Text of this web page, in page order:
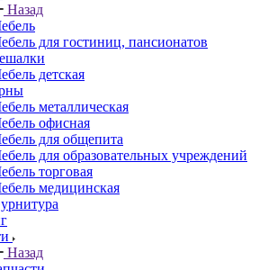
Назад
для гостиниц, пансионатов
детская
металлическая
офисная
для общепита
для образовательных учреждений
торговая
медицинская
Назад